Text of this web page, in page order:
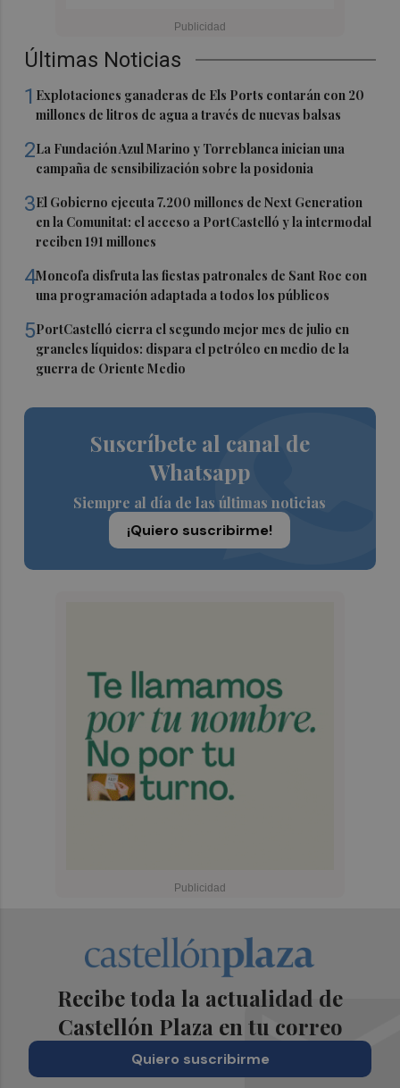
Últimas Noticias
1 Explotaciones ganaderas de Els Ports contarán con 20
millones de litros de agua a través de nuevas balsas
2La Fundación Azul Marino y Torreblanca inician una
campaña de sensibilización sobre la posidonia
3El Gobierno ejecuta 7.200 millones de Next Generation
en la Comunitat: el acceso a PortCastelló y la intermodal
reciben 191 millones
4Moncofa disfruta las fiestas patronales de Sant Roc con
una programación adaptada a todos los públicos
5PortCastelló cierra el segundo mejor mes de julio en
graneles líquidos: dispara el petróleo en medio de la
guerra de Oriente Medio
Suscríbete al canal de
Whatsapp
Siempre al día de las últimas noticias
¡Quiero suscribirme!
Recibe toda la actualidad de
Castellón Plaza en tu correo
Quiero suscribirme